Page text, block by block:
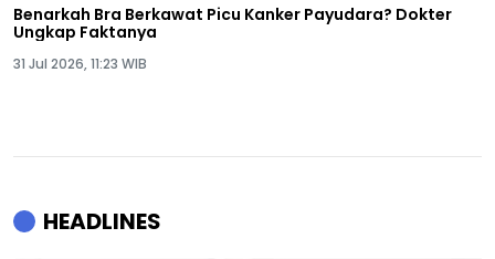
Benarkah Bra Berkawat Picu Kanker Payudara? Dokter
Ungkap Faktanya
31 Jul 2026, 11:23 WIB
HEADLINES